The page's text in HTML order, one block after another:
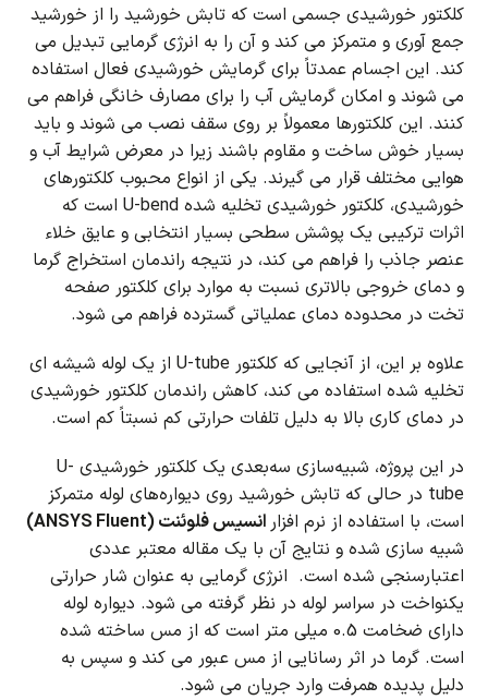
کلکتور خورشیدی جسمی است که تابش خورشید را از خورشید
جمع آوری و متمرکز می کند و آن را به انرژی گرمایی تبدیل می
کند. این اجسام عمدتاً برای گرمایش خورشیدی فعال استفاده
می شوند و امکان گرمایش آب را برای مصارف خانگی فراهم می
کنند. این کلکتورها معمولاً بر روی سقف نصب می شوند و باید
بسیار خوش ساخت و مقاوم باشند زیرا در معرض شرایط آب و
هوایی مختلف قرار می گیرند. یکی از انواع محبوب کلکتورهای
خورشیدی، کلکتور خورشیدی تخلیه شده U-bend است که
اثرات ترکیبی یک پوشش سطحی بسیار انتخابی و عایق خلاء
عنصر جاذب را فراهم می کند، در نتیجه راندمان استخراج گرما
و دمای خروجی بالاتری نسبت به موارد برای کلکتور صفحه
تخت در محدوده دمای عملیاتی گسترده فراهم می شود.
علاوه بر این، از آنجایی که کلکتور U-tube از یک لوله شیشه ای
تخلیه شده استفاده می کند، کاهش راندمان کلکتور خورشیدی
در دمای کاری بالا به دلیل تلفات حرارتی کم نسبتاً کم است.
در این پروژه، شبیه‌سازی سه‌بعدی یک کلکتور خورشیدی U-
tube در حالی که تابش خورشید روی دیواره‌های لوله متمرکز
است، با استفاده از نرم افزار انسیس فلوئنت (ANSYS Fluent)
شبیه سازی شده و نتایج آن با یک مقاله معتبر عددی
اعتبارسنجی شده است. انرژی گرمایی به عنوان شار حرارتی
یکنواخت در سراسر لوله در نظر گرفته می شود. دیواره لوله
دارای ضخامت 0.5 میلی متر است که از مس ساخته شده
است. گرما در اثر رسانایی از مس عبور می کند و سپس به
دلیل پدیده همرفت وارد جریان می شود.